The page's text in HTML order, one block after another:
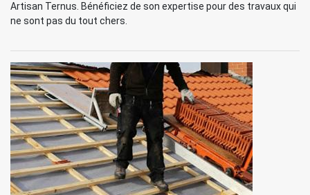
Artisan Ternus. Bénéficiez de son expertise pour des travaux qui
ne sont pas du tout chers.